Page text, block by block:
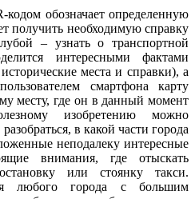
обозначает определенную
необходимую справку
– узнать о транспортной
интересными фактами
места и справки), а
смартфона карту
месту, где он в данный момент
изобретению можно
в какой части города
неподалеку интересные
внимания, где отыскать
или стоянку такси.
любого города с большим